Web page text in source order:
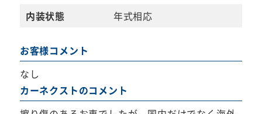
内装状態
年式相応
お客様コメント
なし
カーネクストのコメント